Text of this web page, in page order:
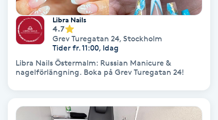
Huduppstramning
Hudvård
Hyaluronsyra
Libra Nails
4.7
Grev Turegatan 24, Stockholm
Tider fr. 11:00, Idag
Libra Nails Östermalm: Russian Manicure &
nagelförlängning. Boka på Grev Turegatan 24!